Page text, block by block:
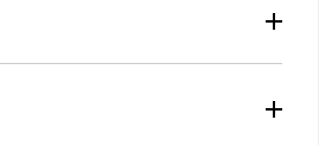
標達成率表示・ステップリマインダー機